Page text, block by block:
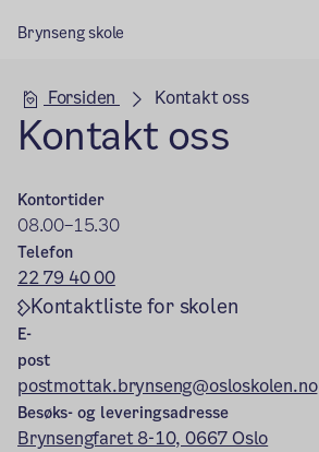
Brynseng skole
Hovedseksjon
Forsiden Kontakt oss
Kontakt oss
Kontortider
08.00–15.30
Telefon
22 79 40 00
Kontaktliste for skolen
E-
post
postmottak.brynseng@osloskolen.no
Besøks- og leveringsadresse
Brynsengfaret 8-10, 0667 Oslo